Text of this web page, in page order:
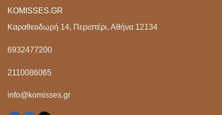
KOMISSES.GR
Καραθεοδωρή 14, Περιστέρι, Αθήνα 12134
6932477200
2110086065
info@komisses.gr